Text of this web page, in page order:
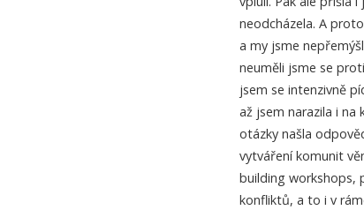
neodcházela. A
a my jsme
neuměli jsme se
jsem se intenzivně
až jsem narazila i na
otázky našla
vytváření komunit
building workshops,
konfliktů, a to i v